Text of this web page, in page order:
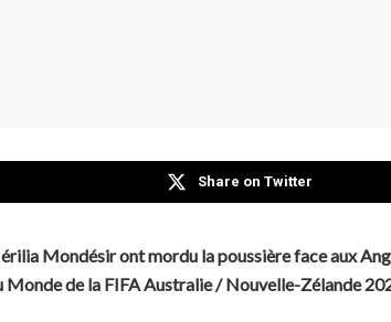
Share on Twitter
Mondésir ont mordu la poussière face aux
de la FIFA Australie / Nouvelle-Zélande